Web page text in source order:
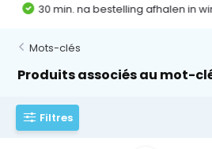
Belgische
Mots-clés
Produits associés au mot-
Filtres